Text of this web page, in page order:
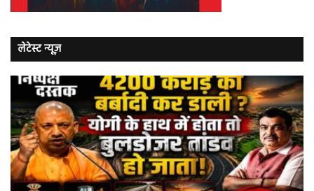
लेटेस्ट न्यूज़